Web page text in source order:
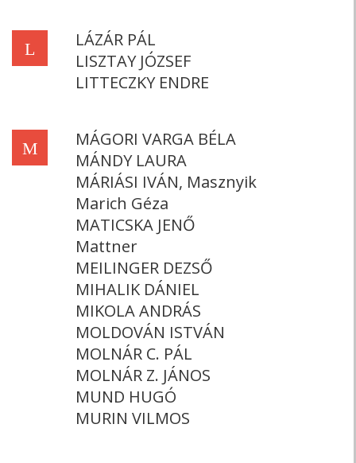
L
LÁZÁR PÁL
LISZTAY JÓZSEF
LITTECZKY ENDRE
M
MÁGORI VARGA BÉLA
MÁNDY LAURA
MÁRIÁSI IVÁN, Masznyik
Marich Géza
MATICSKA JENŐ
Mattner
MEILINGER DEZSŐ
MIHALIK DÁNIEL
MIKOLA ANDRÁS
MOLDOVÁN ISTVÁN
MOLNÁR C. PÁL
MOLNÁR Z. JÁNOS
MUND HUGÓ
MURIN VILMOS